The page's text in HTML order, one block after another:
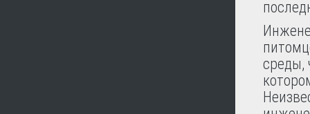
среды,